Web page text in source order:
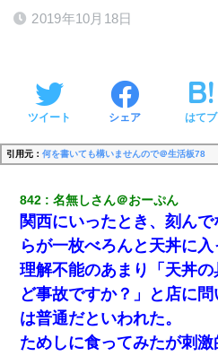
2019年10月18日
ツイート シェア はてブ
引用元： 何を書いても構いませんので＠生活板78
842 名無しさん＠おーぷん
関西にいったとき、刻ん
らが一枚べろんと天丼に入
理解不能のあまり「天丼
ど事故ですか？」と店に
は普通だといわれた。
ためしに食ってみたが刺